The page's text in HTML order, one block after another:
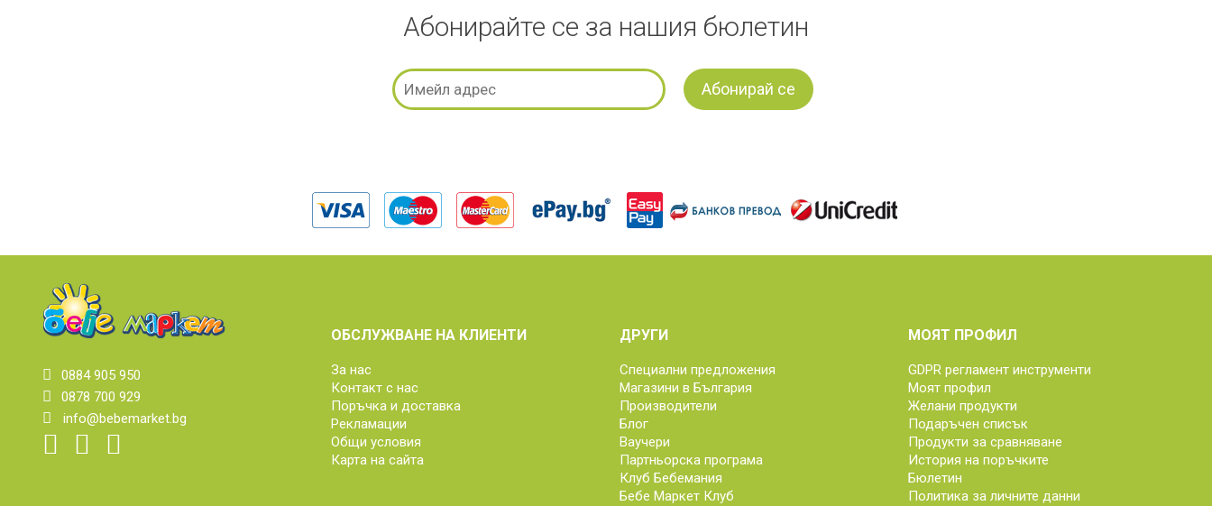
Абонирайте се за нашия бюлетин
0884 905 950
0878 700 929
info@bebemarket.bg
ОБСЛУЖВАНЕ НА КЛИЕНТИ
За нас
Контакт с нас
Поръчка и доставка
Рекламации
Общи условия
Карта на сайта
ДРУГИ
Специални предложения
Магазини в България
Производители
Блог
Ваучери
Партньорска програма
Клуб Бебемания
Бебе Маркет Клуб
МОЯТ ПРОФИЛ
GDPR регламент инструменти
Моят профил
Желани продукти
Подаръчен списък
Продукти за сравняване
История на поръчките
Бюлетин
Политика за личните данни